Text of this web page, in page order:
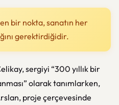
bir nokta, sanatın her
gerektirdiğidir.
sergiyi “300 yıllık bir
olarak tanımlarken,
, proje çerçevesinde